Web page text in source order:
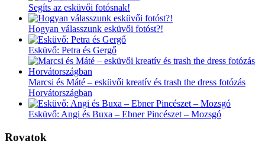
Segíts az esküvői fotósnak!
Hogyan válasszunk esküvői fotóst?!
Esküvő: Petra és Gergő
Marcsi és Máté – esküvői kreatív és trash the dress fotózás
Horvátországban
Esküvő: Angi és Buxa – Ebner Pincészet – Mozsgó
Rovatok